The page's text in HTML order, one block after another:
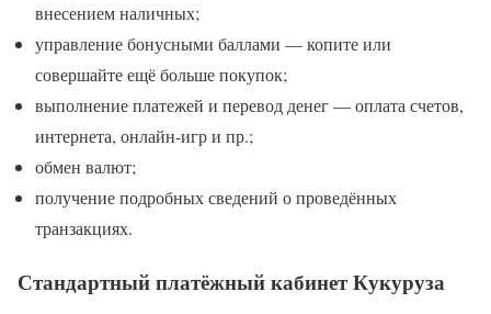
внесением наличных;
управление бонусными баллами — копите или
совершайте ещё больше покупок;
выполнение платежей и перевод денег — оплата счетов,
интернета, онлайн-игр и пр.;
обмен валют;
получение подробных сведений о проведённых
транзакциях.
Стандартный платёжный кабинет Кукуруза